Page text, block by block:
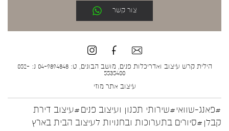
צור קשר
הילית קרש עיצוב ואדריכלות פנים, מושב הבונים, ט: 04-9894848 נ: 052-
5535400
עיצוב אתר מוזי
#פאנג-שוואי#שירותי תכנון ועיצוב פנים#עיצוב דירת
קבלן #סיורים בתערוכות ובחנויות לעיצוב הבית בארץ